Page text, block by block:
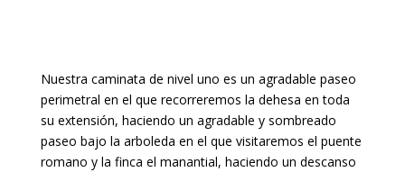
Nuestra caminata de nivel uno es un agradable paseo
perimetral en el que recorreremos la dehesa en toda
su extensión, haciendo un agradable y sombreado
paseo bajo la arboleda en el que visitaremos el puente
romano y la finca el manantial, haciendo un descanso